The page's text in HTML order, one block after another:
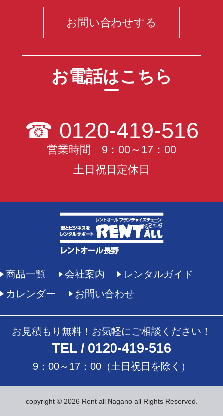
お問い合わせする
お電話はこちら
☎ 0120-419-516
営業時間 9：00～17：00
土日祝日定休日
商品一覧 会社案内
レンタルガイド
カレンダー
お問い合わせ
お見積もり無料！お気軽にご相談ください！
TEL 0120-419-516
9：00～17：00（土日祝日を除く）
copyright © 2026 Rent all Nagano all Rights Reserved.